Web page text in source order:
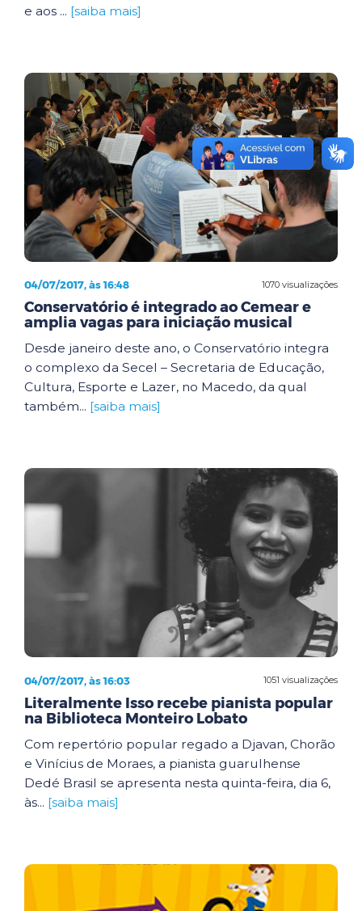
e aos ... [saiba mais]
1070 visualizações
04/07/2017, às 16:48
Conservatório é integrado ao Cemear e
amplia vagas para iniciação musical
Desde janeiro deste ano, o Conservatório integra
o complexo da Secel – Secretaria de Educação,
Cultura, Esporte e Lazer, no Macedo, da qual
também... [saiba mais]
1051 visualizações
04/07/2017, às 16:03
Literalmente Isso recebe pianista popular
na Biblioteca Monteiro Lobato
Com repertório popular regado a Djavan, Chorão
e Vinícius de Moraes, a pianista guarulhense
Dedé Brasil se apresenta nesta quinta-feira, dia 6,
às... [saiba mais]